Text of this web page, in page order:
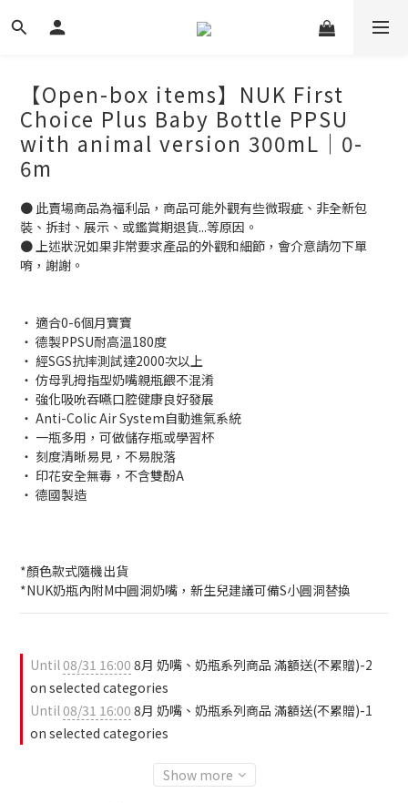
【Open-box items】NUK First
Choice Plus Baby Bottle PPSU
with animal version 300mL｜0-
6m
● 此賣場商品為福利品，商品可能外觀有些微瑕疵、非全新包
裝、拆封、展示、或鑑賞期退貨...等原因。
● 上述狀況如果非常要求產品的外觀和細節，會介意請勿下單
唷，謝謝。
‧ 適合0-6個月寶寶
‧ 德製PPSU耐高溫180度
‧ 經SGS抗摔測試達2000次以上
‧ 仿母乳拇指型奶嘴親瓶餵不混淆
‧ 強化吸吮吞嚥口腔健康良好發展
‧ Anti-Colic Air System自動進氣系統
‧ 一瓶多用，可做儲存瓶或學習杯
‧ 刻度清晰易見，不易脫落
‧ 印花安全無毒，不含雙酚A
‧ 德國製造
*顏色款式隨機出貨
*NUK奶瓶內附M中圓洞奶嘴，新生兒建議可備S小圓洞替換
Until08/31 16:00 8月 奶嘴、奶瓶系列商品 滿額送(不累贈)-2
on selected categories
Until08/31 16:00 8月 奶嘴、奶瓶系列商品 滿額送(不累贈)-1
on selected categories
Show more